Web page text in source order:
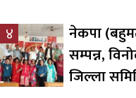
४
नेकपा
सम्पन्न,
जिल्ला